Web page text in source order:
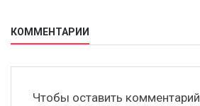
КОММЕНТАРИИ
Чтобы оставить комментарий